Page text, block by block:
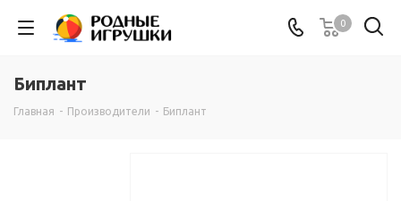
0
Биплант
Главная - Производители - Биплант